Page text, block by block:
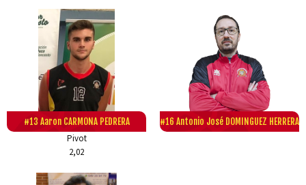
#13 Aaron CARMONA PEDRERA
Pivot
2,02
#16 Antonio José DOMINGUEZ HERRERA